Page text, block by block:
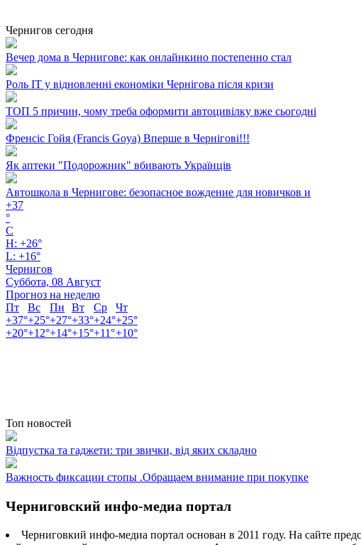
Чернигов сегодня
Вечер дома в Чернигове: как онлайнкино постепенно стал
Роль ІТ у відновленні економіки Чернігова після кризи
ТОП 5 причин, чому треба оформити автоцивілку вже сьогодні
Френсіс Гойя (Francis Goya) Вперше в Чернігові!!!
Як аптеки "Подорожник" вбивають Українців
Автошкола в Чернигове: безопасное вождение для новичков и
+37
°
C
H: +26°
L: +16°
Чернигов
Суббота, 08 Август
Прогноз на неделю
Пт
Вс Пн Вт Ср
Чт
+37°+25°+27°+33°+24°+25°
+20°+12°+14°+15°+11°+10°
Топ новостей
Відпустка та гаджети: три звички, від яких складно
Важность фиксации стопы .Обращаем внимание при покупке
Черниговский инфо-медиа портал
Черниговкий инфо-медиа портал основан в 2011 году. На сайте